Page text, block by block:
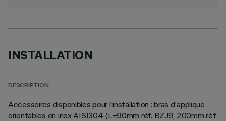
INSTALLATION
DESCRIPTION
Accessoires disponibles pour l'installation : bras d'applique
orientables en inox AISI304 (L=90mm réf. BZJ9, 200mm réf.